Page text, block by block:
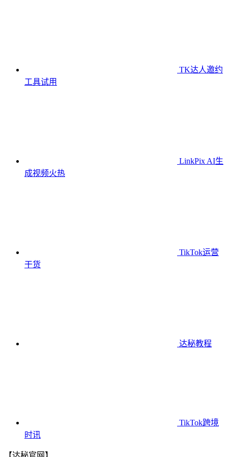
TK达人邀约
工具试用
LinkPix AI生
成视频火热
TikTok运营
干货
达秘教程
TikTok跨境
时讯
【达秘官网】